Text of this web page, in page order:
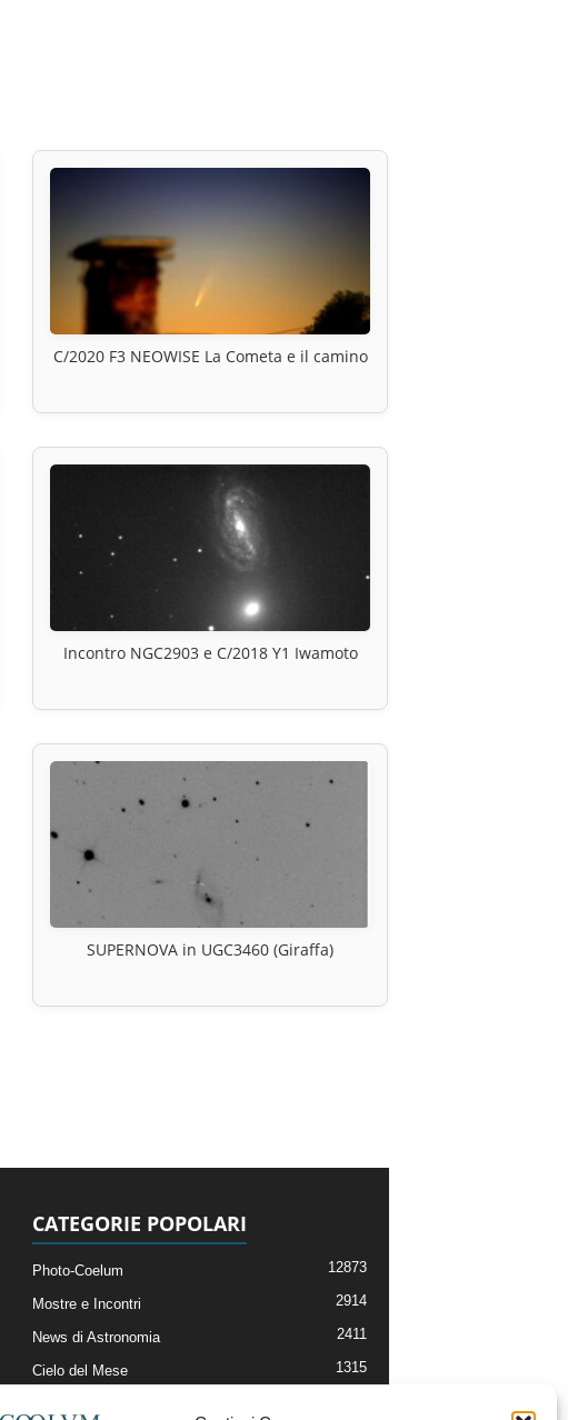
C/2020 F3 NEOWISE La Cometa e il camino
Incontro NGC2903 e C/2018 Y1 Iwamoto
SUPERNOVA in UGC3460 (Giraffa)
CATEGORIE POPOLARI
Photo-Coelum 12873
Mostre e Incontri 2914
News di Astronomia 2411
Cielo del Mese 1315